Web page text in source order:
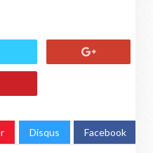
Disqus Facebook